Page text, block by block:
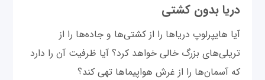
دریا بدون کشتی
آیا هایپرلوپ دریاها را از کشتی‌ها و جاده‌ها را از
تریلی‌های بزرگ خالی خواهد کرد؟ آیا ظرفیت آن را دارد
که آسمان‌ها را از غرش هواپیماها تهی کند؟